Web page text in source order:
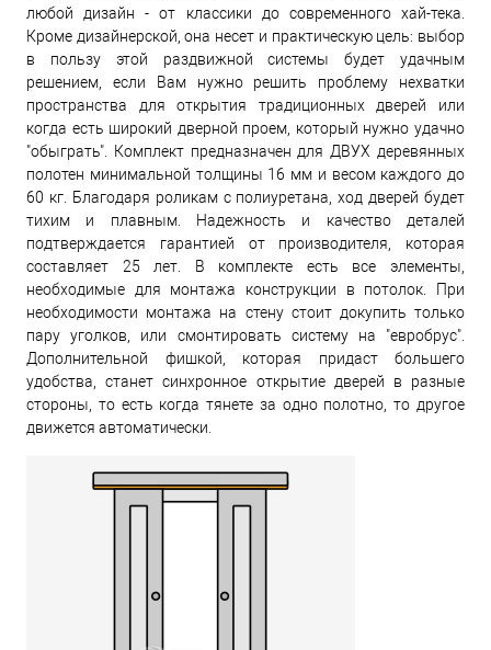
любой дизайн - от классики до современного хай-тека.
Кроме дизайнерской, она несет и практическую цель: выбор
в пользу этой раздвижной системы будет удачным
решением, если Вам нужно решить проблему нехватки
пространства для открытия традиционных дверей или
когда есть широкий дверной проем, который нужно удачно
"обыграть". Комплект предназначен для ДВУХ деревянных
полотен минимальной толщины 16 мм и весом каждого до
60 кг. Благодаря роликам с полиуретана, ход дверей будет
тихим и плавным. Надежность и качество деталей
подтверждается гарантией от производителя, которая
составляет 25 лет. В комплекте есть все элементы,
необходимые для монтажа конструкции в потолок. При
необходимости монтажа на стену стоит докупить только
пару уголков, или смонтировать систему на "евробрус".
Дополнительной фишкой, которая придаст большего
удобства, станет синхронное открытие дверей в разные
стороны, то есть когда тянете за одно полотно, то другое
движется автоматически.